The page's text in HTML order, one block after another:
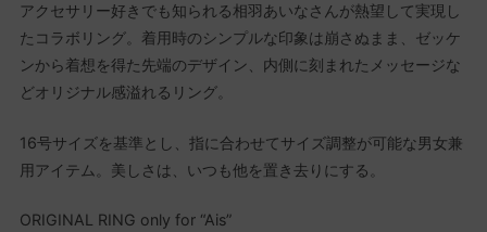
アクセサリー好きでも知られる相羽あいなさんが熱望して実現し
たコラボリング。着用時のシンプルな印象は崩さぬまま、ゼッケ
ンから着想を得た先端のデザイン、内側に刻まれたメッセージな
どオリジナル感溢れるリング。
16号サイズを基準とし、指に合わせてサイズ調整が可能な男女兼
用アイテム。美しさは、いつも他を置き去りにする。
ORIGINAL RING only for “Ais”